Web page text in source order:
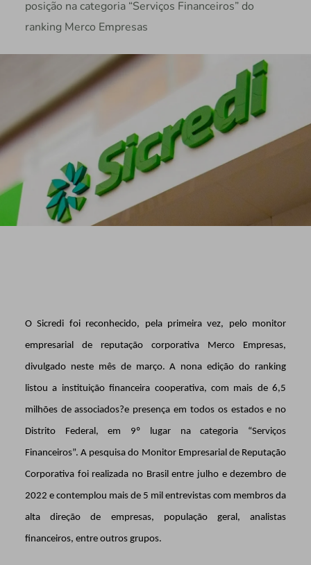
posição na categoria “Serviços Financeiros” do
ranking Merco Empresas
O Sicredi foi reconhecido, pela primeira vez, pelo monitor
empresarial de reputação corporativa Merco Empresas,
divulgado neste mês de março. A nona edição do ranking
listou a instituição financeira cooperativa, com mais de 6,5
milhões de associados?e presença em todos os estados e no
Distrito Federal, em 9º lugar na categoria “Serviços
Financeiros”. A pesquisa do Monitor Empresarial de Reputação
Corporativa foi realizada no Brasil entre julho e dezembro de
2022 e contemplou mais de 5 mil entrevistas com membros da
alta direção de empresas, população geral, analistas
financeiros, entre outros grupos.